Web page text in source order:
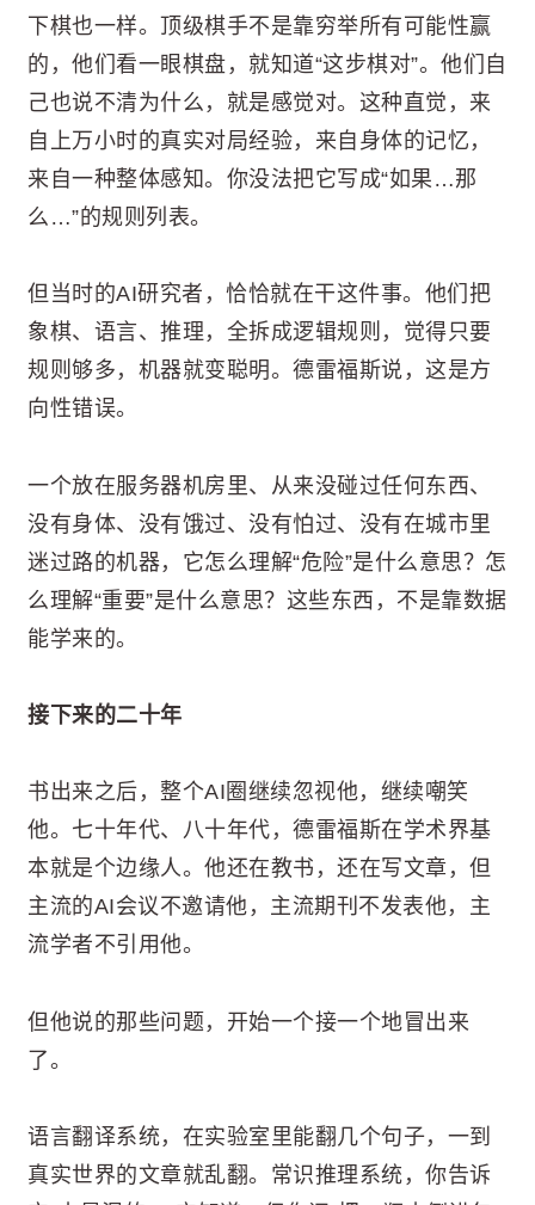
下棋也一样。顶级棋手不是靠穷举所有可能性赢
的，他们看一眼棋盘，就知道“这步棋对”。他们自
己也说不清为什么，就是感觉对。这种直觉，来
自上万小时的真实对局经验，来自身体的记忆，
来自一种整体感知。你没法把它写成“如果…那
么…”的规则列表。
但当时的AI研究者，恰恰就在干这件事。他们把
象棋、语言、推理，全拆成逻辑规则，觉得只要
规则够多，机器就变聪明。德雷福斯说，这是方
向性错误。
一个放在服务器机房里、从来没碰过任何东西、
没有身体、没有饿过、没有怕过、没有在城市里
迷过路的机器，它怎么理解“危险”是什么意思？怎
么理解“重要”是什么意思？这些东西，不是靠数据
能学来的。
接下来的二十年
书出来之后，整个AI圈继续忽视他，继续嘲笑
他。七十年代、八十年代，德雷福斯在学术界基
本就是个边缘人。他还在教书，还在写文章，但
主流的AI会议不邀请他，主流期刊不发表他，主
流学者不引用他。
但他说的那些问题，开始一个接一个地冒出来
了。
语言翻译系统，在实验室里能翻几个句子，一到
真实世界的文章就乱翻。常识推理系统，你告诉